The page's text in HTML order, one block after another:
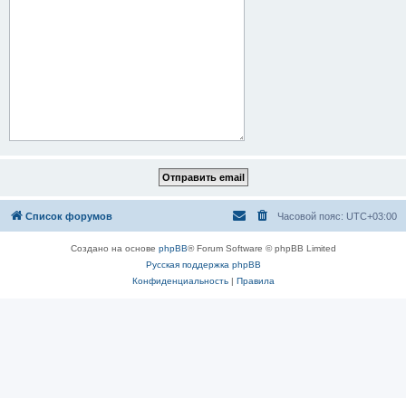
Список форумов Часовой пояс: UTC+03:00
Создано на основе phpBB® Forum Software © phpBB Limited
Русская поддержка phpBB
Конфиденциальность| Правила